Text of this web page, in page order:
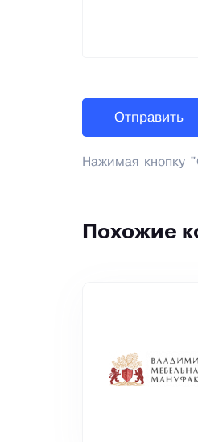
Нажимая кнопку
Похожие